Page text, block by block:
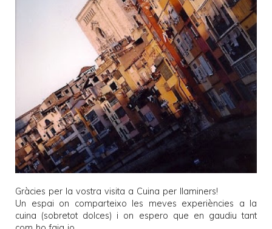
Gràcies per la vostra visita a Cuina per llaminers!
Un espai on comparteixo les meves experiències a la
cuina (sobretot dolces) i on espero que en gaudiu tant